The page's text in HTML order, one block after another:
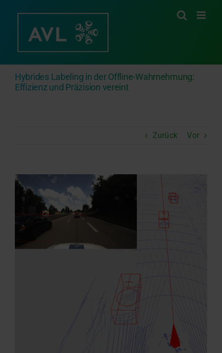
Hybrides Labeling in der Offline-Wahrnehmung:
Effizienz und Präzision vereint
Zurück Vor
Zeige
grösseres